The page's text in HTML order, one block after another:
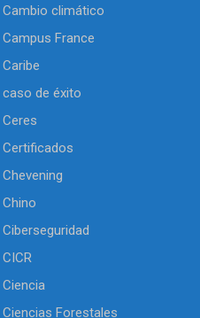
Cambio climático
Campus France
Caribe
caso de éxito
Ceres
Certificados
Chevening
Chino
Ciberseguridad
CICR
Ciencia
Ciencias Forestales